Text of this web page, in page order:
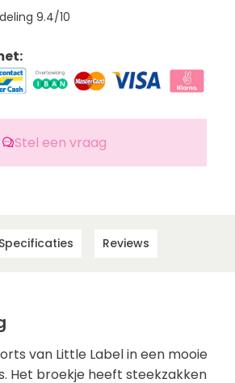
9.4/10
Stel een vraag
Specificaties Reviews
van Little Label in een mooie
Het broekje heeft steekzakken